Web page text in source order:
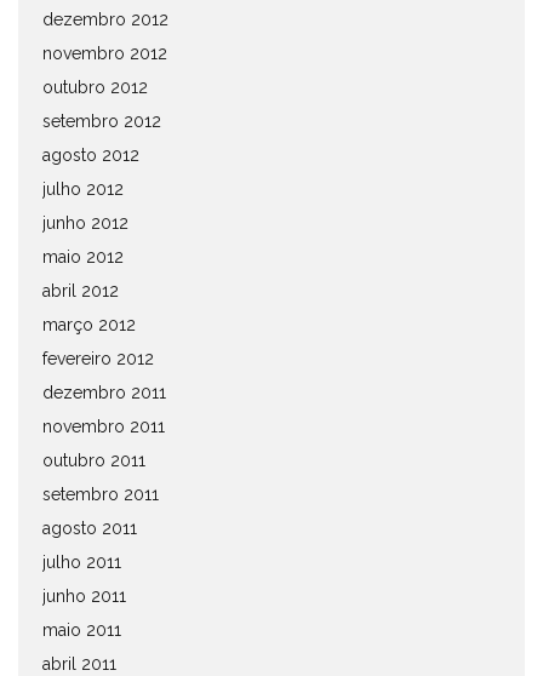
dezembro 2012
novembro 2012
outubro 2012
setembro 2012
agosto 2012
julho 2012
junho 2012
maio 2012
abril 2012
março 2012
fevereiro 2012
dezembro 2011
novembro 2011
outubro 2011
setembro 2011
agosto 2011
julho 2011
junho 2011
maio 2011
abril 2011